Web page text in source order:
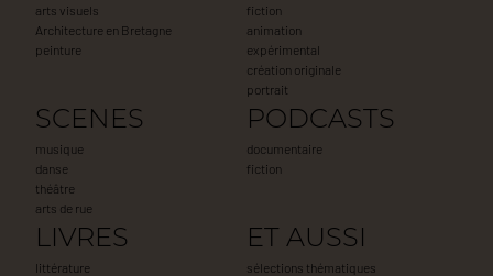
arts visuels
Architecture en Bretagne
peinture
fiction
animation
expérimental
création originale
portrait
SCENES
musique
danse
théâtre
arts de rue
PODCASTS
documentaire
fiction
LIVRES
littérature
ET AUSSI
sélections thématiques